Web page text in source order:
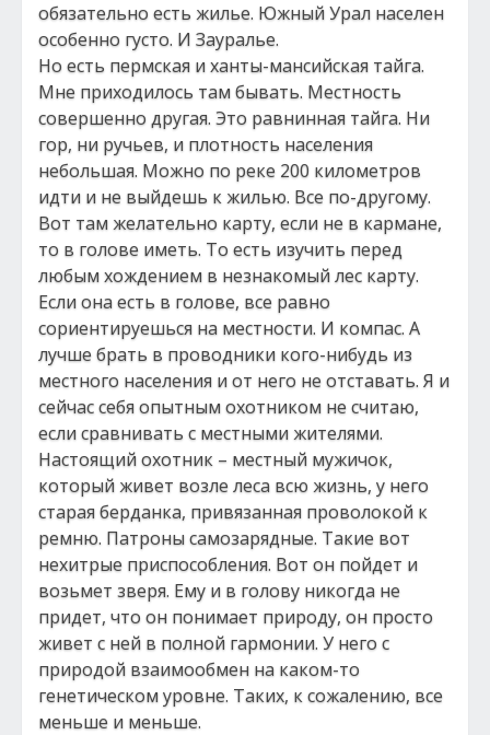
обязательно есть жилье. Южный Урал населен
особенно густо. И Зауралье.
Но есть пермская и ханты-мансийская тайга.
Мне приходилось там бывать. Местность
совершенно другая. Это равнинная тайга. Ни
гор, ни ручьев, и плотность населения
небольшая. Можно по реке 200 километров
идти и не выйдешь к жилью. Все по-другому.
Вот там желательно карту, если не в кармане,
то в голове иметь. То есть изучить перед
любым хождением в незнакомый лес карту.
Если она есть в голове, все равно
сориентируешься на местности. И компас. А
лучше брать в проводники кого-нибудь из
местного населения и от него не отставать. Я и
сейчас себя опытным охотником не считаю,
если сравнивать с местными жителями.
Настоящий охотник – местный мужичок,
который живет возле леса всю жизнь, у него
старая берданка, привязанная проволокой к
ремню. Патроны самозарядные. Такие вот
нехитрые приспособления. Вот он пойдет и
возьмет зверя. Ему и в голову никогда не
придет, что он понимает природу, он просто
живет с ней в полной гармонии. У него с
природой взаимообмен на каком-то
генетическом уровне. Таких, к сожалению, все
меньше и меньше.